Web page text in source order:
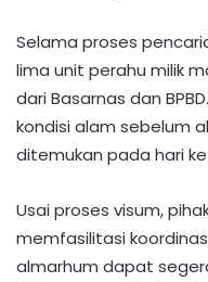
Selama proses
lima unit perahu milik
dari Basarnas dan
kondisi alam sebelum
ditemukan pada hari
Usai proses visum,
memfasilitasi
almarhum dapat